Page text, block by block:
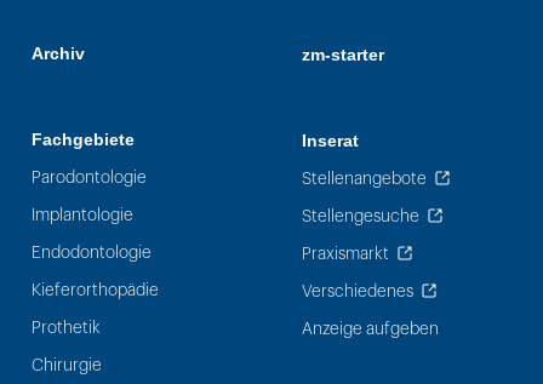
Archiv
Fachgebiete
Parodontologie
Implantologie
Endodontologie
Kieferorthopädie
Prothetik
Chirurgie
zm-starter
Inserat
Stellenangebote
Stellengesuche
Praxismarkt
Verschiedenes
Anzeige aufgeben